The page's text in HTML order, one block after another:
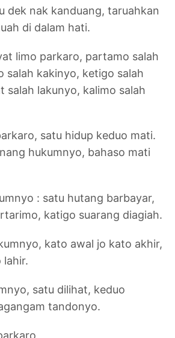
dek nak kanduang, taruahkan
di dalam hati.
limo parkaro, partamo salah
salah kakinyo, ketigo salah
salah lakunyo, kalimo salah
satu hidup keduo mati.
hukumnyo, bahaso mati
: satu hutang barbayar,
katigo suarang diagiah.
kato awal jo kato akhir,
lahir.
satu dilihat, keduo
tandonyo.